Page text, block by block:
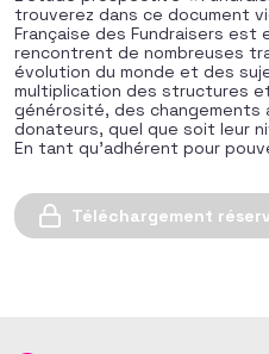
trouverez dans ce document
Française des Fundraisers
rencontrent de nombreuses
évolution du monde et des
multiplication des structures
générosité, des changements
donateurs, quel que soit leur
En tant qu’adhérent pour
Téléchargement